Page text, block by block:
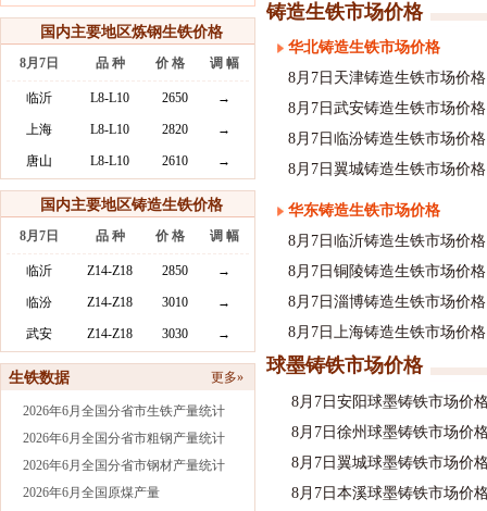
国内主要地区炼钢生铁价格
8月7日 品 种 价 格 调 幅
临沂 L8-L10 2650 →
上海 L8-L10 2820 →
唐山 L8-L10 2610 →
国内主要地区铸造生铁价格
8月7日 品 种 价 格 调 幅
临沂 Z14-Z18 2850 →
临汾 Z14-Z18 3010 →
武安 Z14-Z18 3030 →
生铁数据 更多»
2026年6月全国分省市生铁产量统计
2026年6月全国分省市粗钢产量统计
2026年6月全国分省市钢材产量统计
2026年6月全国原煤产量
铸造生铁市场价格
华北铸造生铁市场价格
8月7日天津铸造生铁市场价格
8月7日武安铸造生铁市场价格
8月7日临汾铸造生铁市场价格
8月7日翼城铸造生铁市场价格
华东铸造生铁市场价格
8月7日临沂铸造生铁市场价格
8月7日铜陵铸造生铁市场价格
8月7日淄博铸造生铁市场价格
8月7日上海铸造生铁市场价格
球墨铸铁市场价格
8月7日安阳球墨铸铁市场价
8月7日徐州球墨铸铁市场价
8月7日翼城球墨铸铁市场价
8月7日本溪球墨铸铁市场价